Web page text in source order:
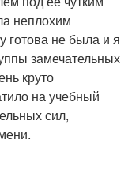
неплохим
готова не была и я
замечательных
круто
на учебный
сил,